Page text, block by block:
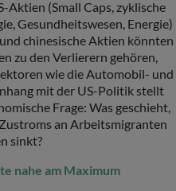
Aktien (Small Caps, zyklische
Gesundheitswesen, Energie)
chinesische Aktien könnten
zu den Verlierern gehören,
wie die Automobil- und
mit der US-Politik stellt
Frage: Was geschieht,
an Arbeitsmigranten
sinkt?
nahe am Maximum